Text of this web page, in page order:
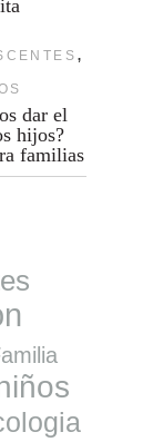
,
dar el
hijos?
familias